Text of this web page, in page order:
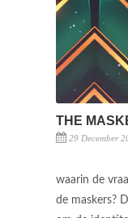
THE
29 December
waarin de
de maskers?